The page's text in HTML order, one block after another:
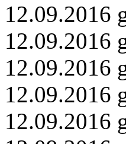
12.09.2016
12.09.2016
12.09.2016
12.09.2016
12.09.2016